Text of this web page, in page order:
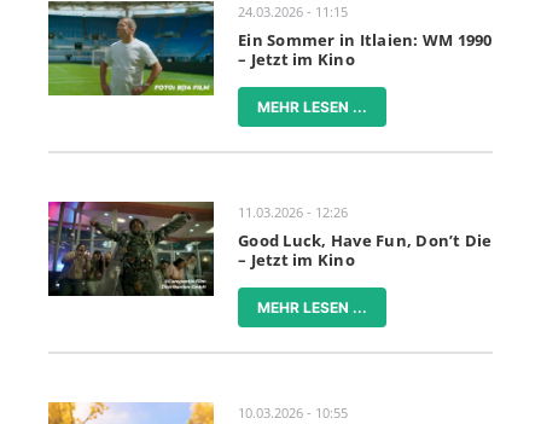
24.03.2026 - 11:15
Ein Sommer in Itlaien: WM 1990
– Jetzt im Kino
MEHR LESEN ...
11.03.2026 - 12:26
Good Luck, Have Fun, Don’t Die
– Jetzt im Kino
MEHR LESEN ...
10.03.2026 - 10:55